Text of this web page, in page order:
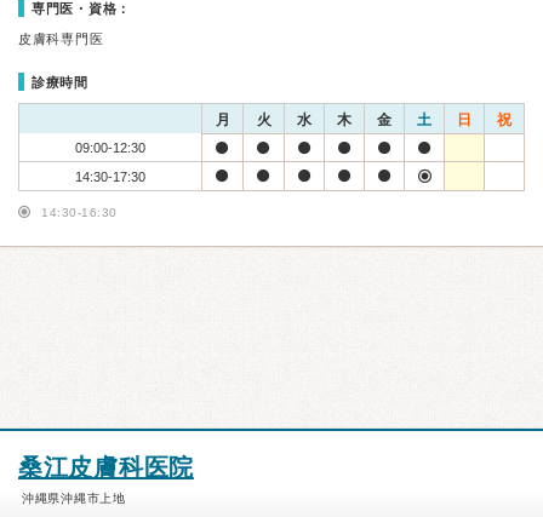
専門医・資格：
皮膚科専門医
診療時間
月 火 水 木 金 土 日 祝
09:00-12:30
14:30-17:30
14:30-16:30
桑江皮膚科医院
沖縄県沖縄市上地